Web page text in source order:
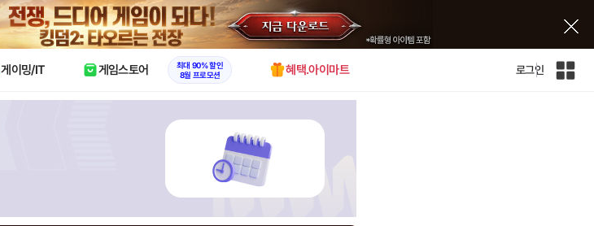
X
게이밍/IT 게임스토어
최대 90% 할인
8월 프로모션
혜택.아이마트 로그인
인